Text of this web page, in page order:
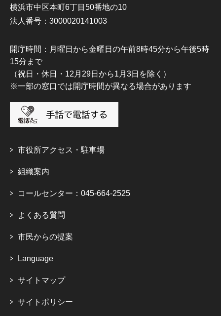
横浜市中区本町6丁目50番地の10
法人番号：3000020141003
開庁時間：月曜日から金曜日の午前8時45分から午後5時
15分まで
（祝日・休日・12月29日から1月3日を除く）
※一部の窓口では開庁時間が異なる場合があります
市役所アクセス・駐車場
組織案内
コールセンター：045-664-2525
よくある質問
市民からの提案
Language
サイトマップ
サイトポリシー